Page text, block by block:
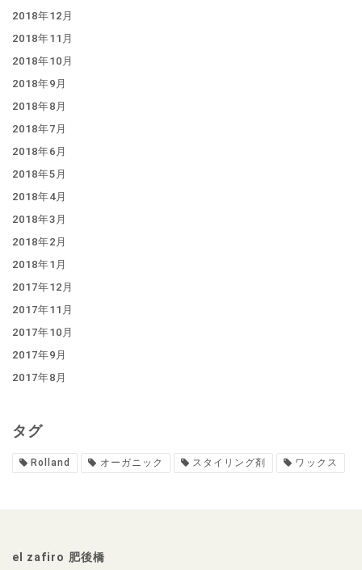
2018年12月
2018年11月
2018年10月
2018年9月
2018年8月
2018年7月
2018年6月
2018年5月
2018年4月
2018年3月
2018年2月
2018年1月
2017年12月
2017年11月
2017年10月
2017年9月
2017年8月
タグ
Rolland オーガニック スタイリング剤 ワックス
el zafiro 肥後橋